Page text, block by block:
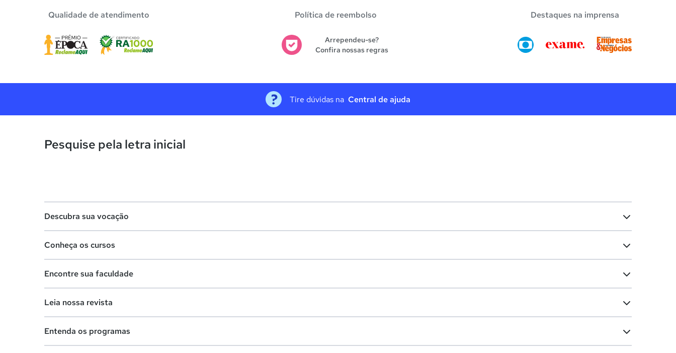
Qualidade de atendimento Política de reembolso
Arrependeu-se?
Confira nossas regras
Destaques na imprensa
Tire dúvidas na Central de ajuda
Pesquise pela letra inicial
Descubra sua vocação
Lista de profissões
Conheça os cursos
Cursos de graduação
Cursos livres
Encontre sua faculdade
Faculdades na sua cidade
Leia nossa revista
Entenda os programas